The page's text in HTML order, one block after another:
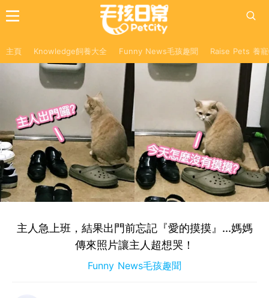
主頁 Knowledge飼養大全 Funny News毛孩趣聞 Raise Pets 養
主人急上班，結果出門前忘記『愛的摸摸』...媽媽
傳來照片讓主人超想哭！
Funny News毛孩趣聞